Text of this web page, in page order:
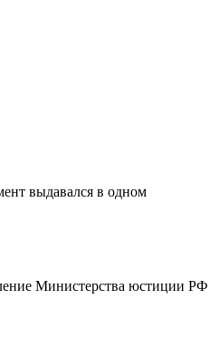
выдавался в одном
Министерства юстиции РФ